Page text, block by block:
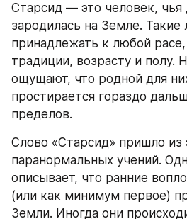
Старсид — это человек, чья
зародилась на Земле. Такие
принадлежать к любой
традиции, возрасту и полу.
ощущают, что родной для
простирается гораздо
пределов.
Слово «Старсид» пришло из
паранормальных учений.
описывает, что ранние
(или как минимум первое)
Земли. Иногда они